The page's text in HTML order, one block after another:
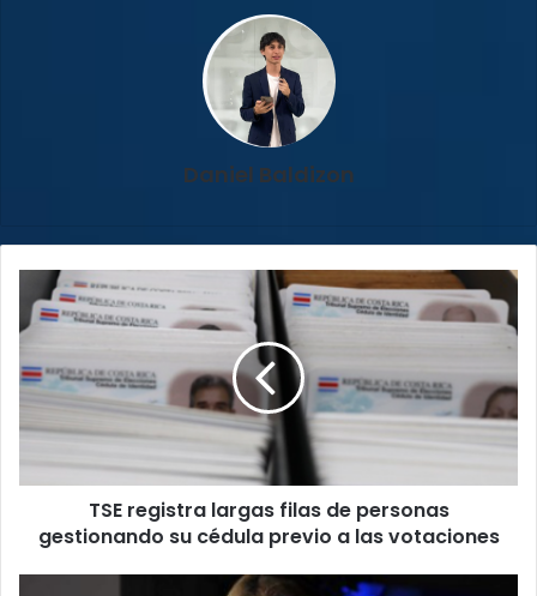
Daniel Baldizon
registra
largas
de
personas
gestionando
cédula
TSE registra largas filas de personas
gestionando su cédula previo a las votaciones